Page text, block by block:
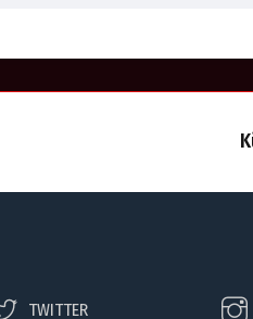
TWITTER